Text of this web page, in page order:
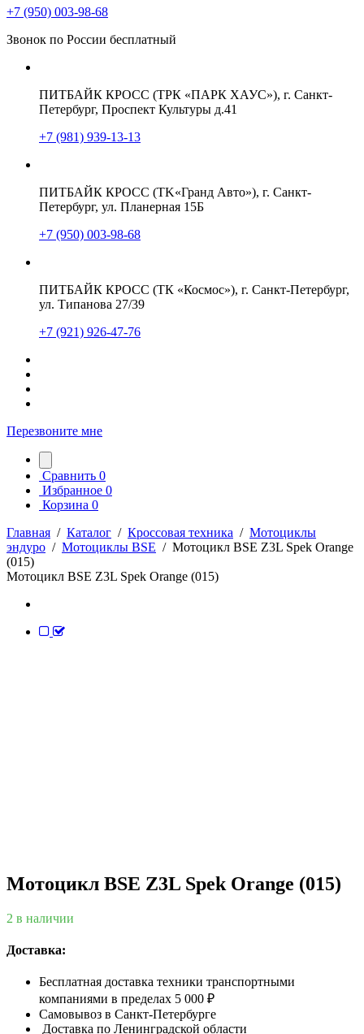
+7 (950) 003-98-68
Звонок по России бесплатный
ПИТБАЙК КРОСС (ТРК «ПАРК ХАУС»), г. Санкт-
Петербург, Проспект Культуры д.41
+7 (981) 939-13-13
ПИТБАЙК КРОСС (TK«Гранд Авто»), г. Санкт-
Петербург, ул. Планерная 15Б
+7 (950) 003-98-68
ПИТБАЙК КРОСС (ТК «Космос»), г. Санкт-Петербург,
ул. Типанова 27/39
+7 (921) 926-47-76
Перезвоните мне
Сравнить 0
Избранное 0
Корзина 0
Главная / Каталог / Кроссовая техника / Мотоциклы
эндуро / Мотоциклы BSE / Мотоцикл BSE Z3L Spek Orange
(015)
Мотоцикл BSE Z3L Spek Orange (015)
Мотоцикл BSE Z3L Spek Orange (015)
2 в наличии
Доставка:
Бесплатная доставка техники транспортными
компаниями в пределах 5 000 ₽
Самовывоз в Санкт-Петербурге
Доставка по Ленинградской области